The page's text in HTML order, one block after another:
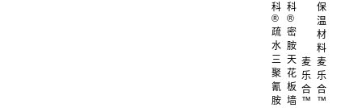
科
®
疏
水
三
聚
氰
胺
科
®
密
胺
天
花
板
墙
保
温
材
料
麦
乐
合
™
麦
乐
合
™